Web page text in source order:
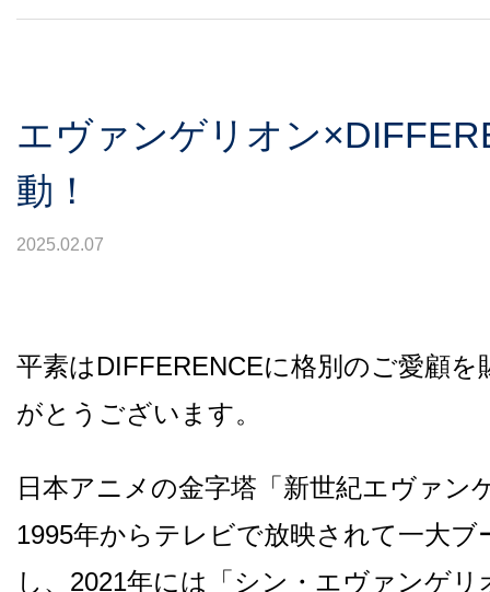
エヴァンゲリオン
動！
2025.02.07
平素はDIFFERENCEに格別のご愛顧を
がとうございます。
日本アニメの金字塔「新世紀エヴァン
1995年からテレビで放映されて一大ブ
し、2021年には「シン・エヴァンゲリ